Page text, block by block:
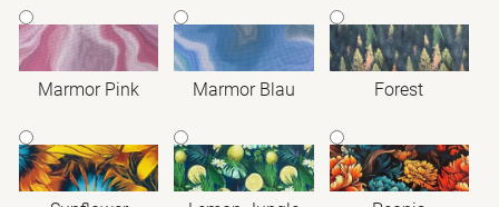
Marmor Pink Marmor Blau Forest